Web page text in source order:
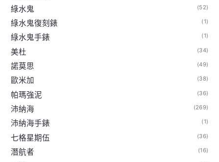
綠水鬼 (52)
綠水鬼復刻錶 (1)
綠水鬼手錶 (1)
美杜 (34)
諾莫思 (49)
歐米加 (38)
帕瑪強泥 (36)
沛納海 (269)
沛納海手錶 (1)
七格星期伍 (36)
潛航者 (16)